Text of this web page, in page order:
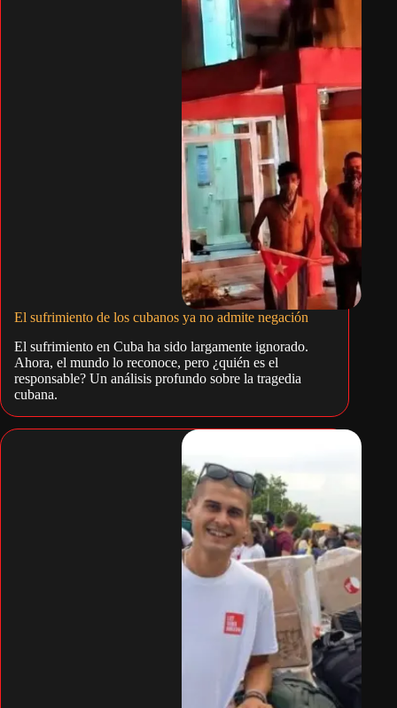
El sufrimiento de los cubanos ya no admite negación
El sufrimiento en Cuba ha sido largamente ignorado.
Ahora, el mundo lo reconoce, pero ¿quién es el
responsable? Un análisis profundo sobre la tragedia
cubana.